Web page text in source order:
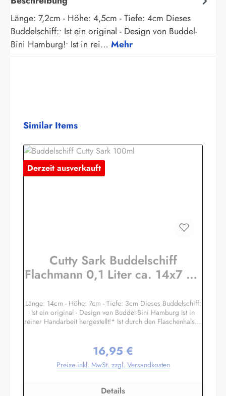
Länge: 7,2cm - Höhe: 4,5cm - Tiefe: 4cm Dieses
Buddelschiff:• Ist ein original - Design von Buddel-
Bini Hamburg!• Ist in rei… Mehr
Produktgalerie überspringen
Similar Items
Derzeit ausverkauft
Cutty Sark Buddelschiff
Flachmann 0,1 Liter ca. 14x7 cm
Länge: 14cm - Höhe: 7cm - Tiefe: 3cm Dieses Buddelschiff:
Ist ein original - Design von Buddel-Bini Hamburg Ist in
reiner Handarbeit hergestellt!* Ist durch den Flaschenhals in
echtem Siegellack und original Buddel-Bini Stempel
(Petschaft) versiegelt, kein Plastik! Hat einen
handgegossenen und handbemalten Schiffsrumpf, kein
Rippen handgeschnitzt, kein Plastik! Ist in einer original
Regulärer Preis:
16,95 €
Preise inkl. MwSt. zzgl. Versandkosten
Details